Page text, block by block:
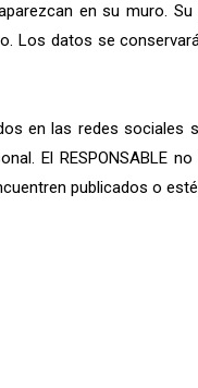
en su muro.
Los datos se
en las redes sociales
El RESPONSABLE
publicados o